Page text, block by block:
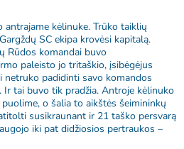
antrajame kėlinuke. Trūko taiklių
SC ekipa krovėsi kapitalą.
Rūdos komandai buvo
paleisto jo tritaškio, įsibėgėjus
netruko padidinti savo komandos
Ir tai buvo tik pradžia. Antroje kėlinuko
o šalia to aikštės šeimininkų
susikraunant ir 21 taško persvarą
iki pat didžiosios pertraukos –